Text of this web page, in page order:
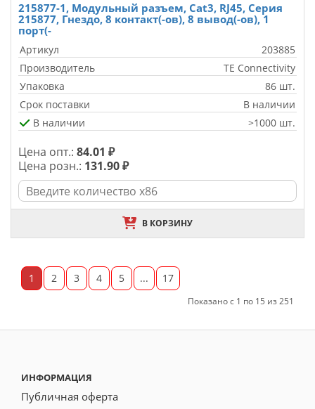
215877-1, Модульный разъем, Cat3, RJ45, Серия
215877, Гнездо, 8 контакт(-ов), 8 вывод(-ов), 1
порт(-
Артикул
203885
Производитель
TE Connectivity
Упаковка
86 шт.
Срок поставки
В наличии
В наличии
>1000 шт.
Цена опт.: 84.01 ₽
Цена розн.: 131.90 ₽
В КОРЗИНУ
1 2 3 4 5 ... 17
Показано с 1 по 15 из 251
ИНФОРМАЦИЯ
Публичная оферта